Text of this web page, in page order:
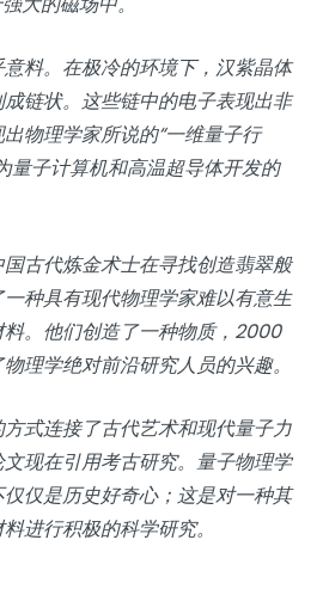
料。在极冷的环境下，汉紫晶体
链状。这些链中的电子表现出非
物理学家所说的“一维量子行
量子计算机和高温超导体开发的
古代炼金术士在寻找创造翡翠般
种具有现代物理学家难以有意生
。他们创造了一种物质，2000
理学绝对前沿研究人员的兴趣。
式连接了古代艺术和现代量子力
现在引用考古研究。量子物理学
仅是历史好奇心；这是对一种其
进行积极的科学研究。